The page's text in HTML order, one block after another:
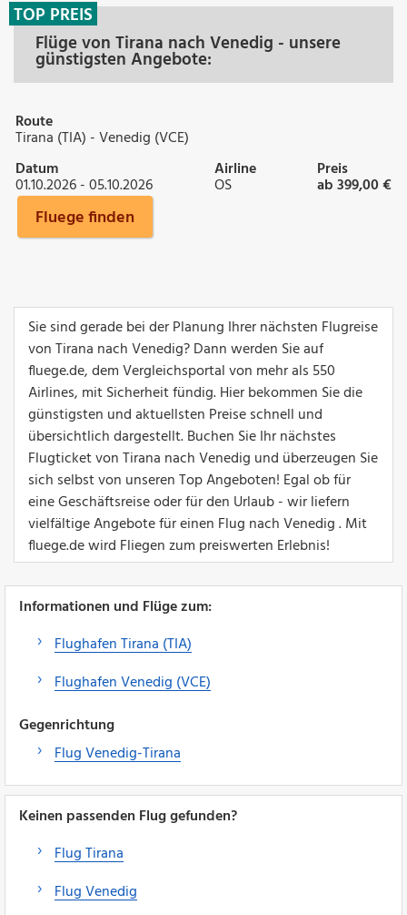
Flüge von Tirana nach Venedig - unsere
günstigsten Angebote:
TOP PREIS
Route
Tirana (TIA) - Venedig (VCE)
Datum
01.10.2026 - 05.10.2026
Airline
OS
Preis
ab 399,00 €
Fluege finden
Sie sind gerade bei der Planung Ihrer nächsten Flugreise
von Tirana nach Venedig? Dann werden Sie auf
fluege.de, dem Vergleichsportal von mehr als 550
Airlines, mit Sicherheit fündig. Hier bekommen Sie die
günstigsten und aktuellsten Preise schnell und
übersichtlich dargestellt. Buchen Sie Ihr nächstes
Flugticket von Tirana nach Venedig und überzeugen Sie
sich selbst von unseren Top Angeboten! Egal ob für
eine Geschäftsreise oder für den Urlaub - wir liefern
vielfältige Angebote für einen Flug nach Venedig . Mit
fluege.de wird Fliegen zum preiswerten Erlebnis!
Informationen und Flüge zum:
Flughafen Tirana (TIA)
Flughafen Venedig (VCE)
Gegenrichtung
Flug Venedig-Tirana
Keinen passenden Flug gefunden?
Flug Tirana
Flug Venedig